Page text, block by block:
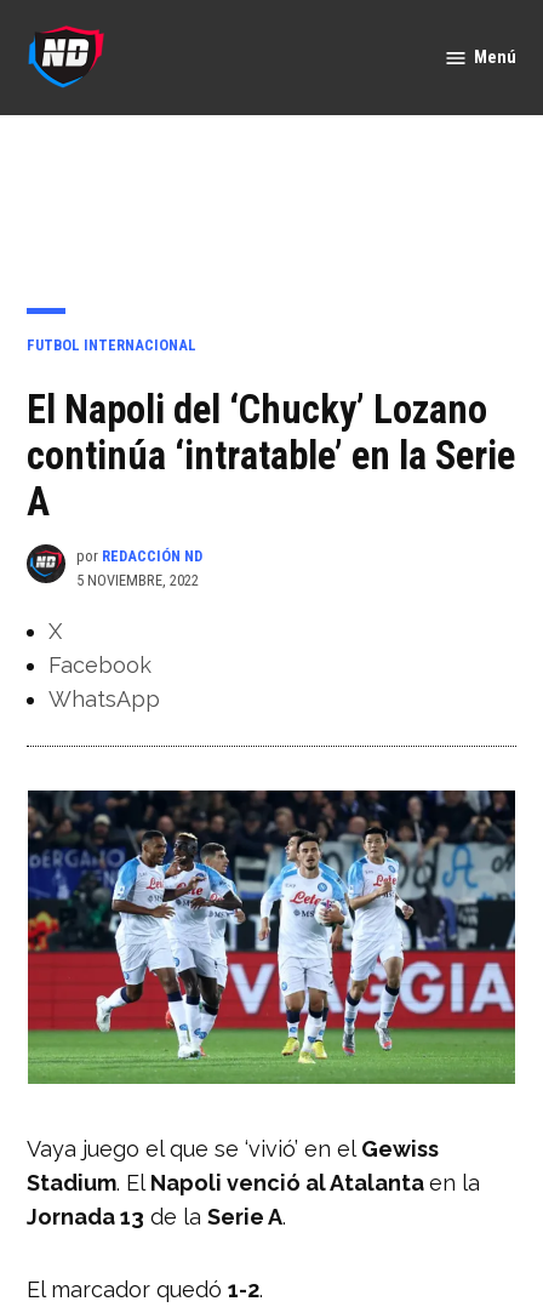
contenido
Menú
PUBLICADO
FUTBOL INTERNACIONAL
El Napoli del ‘Chucky’ Lozano
continúa ‘intratable’ en la Serie
A
por REDACCIÓN ND
5 NOVIEMBRE, 2022
X
Facebook
WhatsApp
Vaya juego el que se ‘vivió’ en el Gewiss
Stadium. El Napoli venció al Atalantaen la
Jornada 13 de laSerie A.
El marcador quedó1-2.